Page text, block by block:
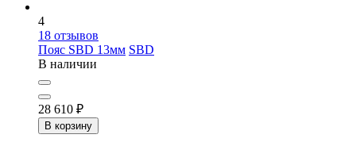
4
18 отзывов
Пояс SBD 13мм SBD
В наличии
28 610 ₽
В корзину